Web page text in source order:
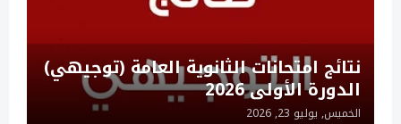
نتائج امتحانات الثانوية العامة (توجيهي)
الدورة الأولى 2026
الخميس, يوليو 23, 2026